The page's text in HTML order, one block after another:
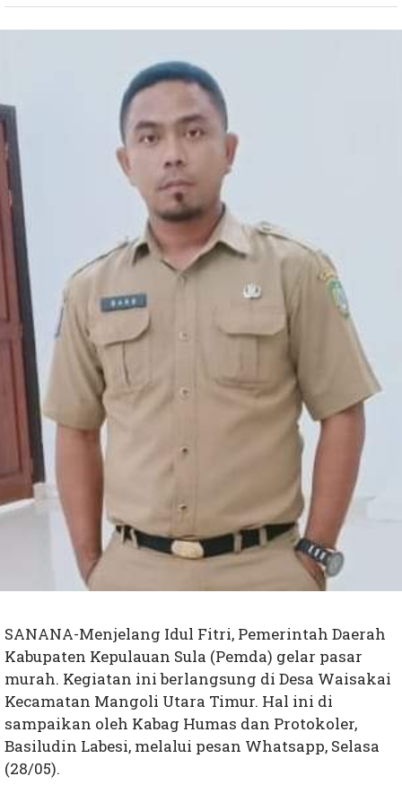
SANANA-Menjelang Idul Fitri, Pemerintah Daerah
Kabupaten Kepulauan Sula (Pemda) gelar pasar
murah. Kegiatan ini berlangsung di Desa Waisakai
Kecamatan Mangoli Utara Timur. Hal ini di
sampaikan oleh Kabag Humas dan Protokoler,
Basiludin Labesi, melalui pesan Whatsapp, Selasa
(28/05).